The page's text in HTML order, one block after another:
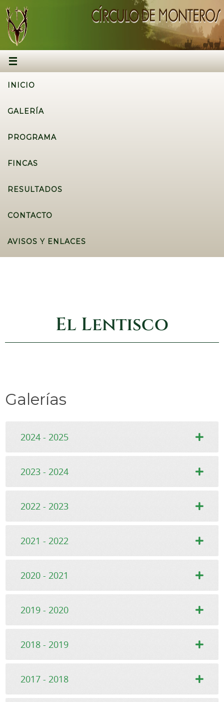
INICIO
GALERÍA
PROGRAMA
FINCAS
RESULTADOS
CONTACTO
AVISOS Y ENLACES
El Lentisco
Galerías
2024 - 2025
2023 - 2024
2022 - 2023
2021 - 2022
2020 - 2021
2019 - 2020
2018 - 2019
2017 - 2018